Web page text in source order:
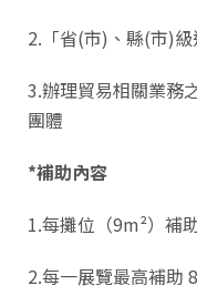
2.「省(市)、縣(市)級
3.辦理貿易相關業務
團體
*補助內容
1.每攤位（9m²）補
2.每一展覽最高補助